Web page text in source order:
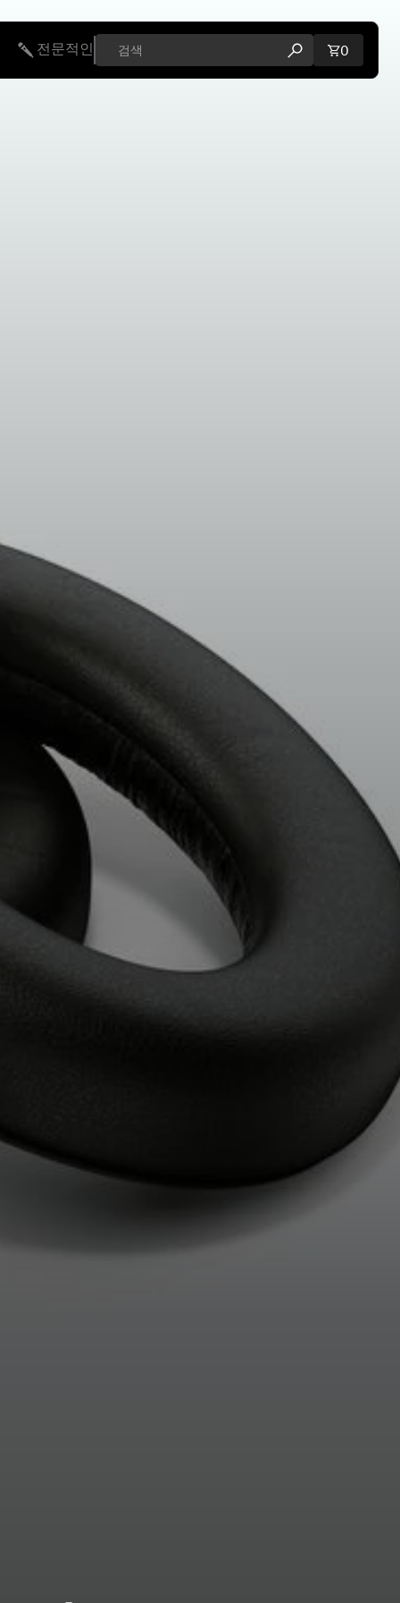
전문적인 검색 모달 열기
장바구
0